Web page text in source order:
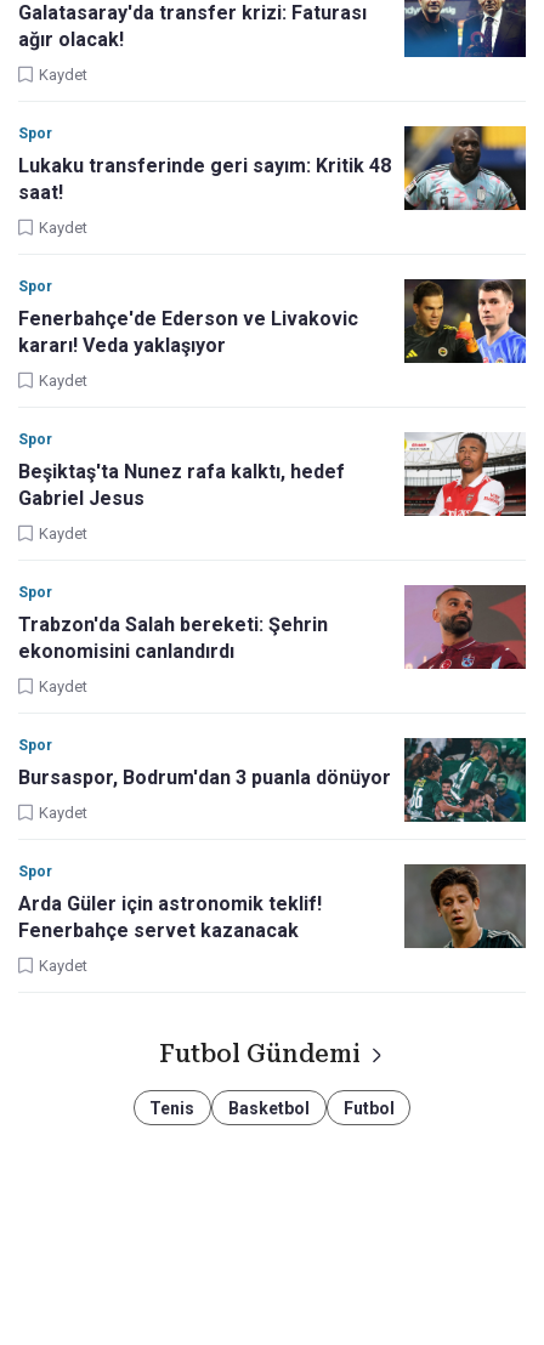
Galatasaray'da transfer krizi: Faturası
ağır olacak!
Kaydet
Spor
Lukaku transferinde geri sayım: Kritik 48
saat!
Kaydet
Spor
Fenerbahçe'de Ederson ve Livakovic
kararı! Veda yaklaşıyor
Kaydet
Spor
Beşiktaş'ta Nunez rafa kalktı, hedef
Gabriel Jesus
Kaydet
Spor
Trabzon'da Salah bereketi: Şehrin
ekonomisini canlandırdı
Kaydet
Spor
Bursaspor, Bodrum'dan 3 puanla dönüyor
Kaydet
Spor
Arda Güler için astronomik teklif!
Fenerbahçe servet kazanacak
Kaydet
Futbol Gündemi
Tenis Basketbol Futbol